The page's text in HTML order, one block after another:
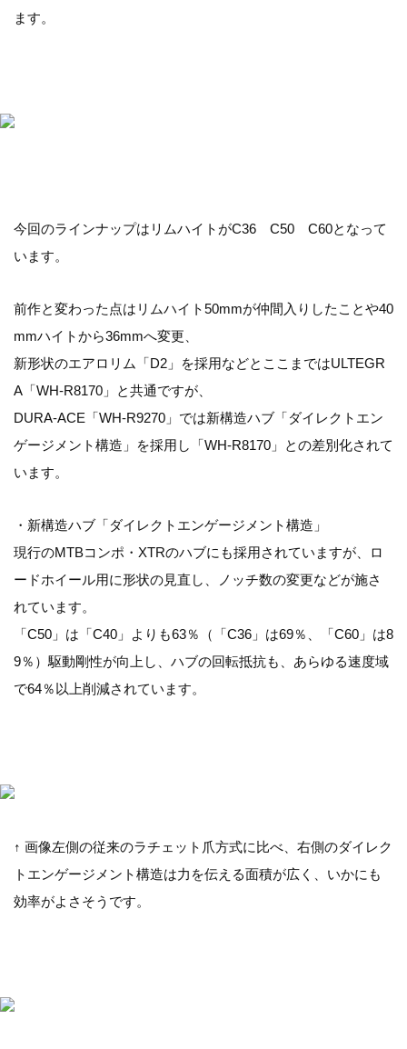
ます。
今回のラインナップはリムハイトがC36 C50 C60となって
います。
前作と変わった点はリムハイト50mmが仲間入りしたことや40
mmハイトから36mmへ変更、
新形状のエアロリム「D2」を採用などとここまではULTEGR
A「WH-R8170」と共通ですが、
DURA-ACE「WH-R9270」では新構造ハブ「ダイレクトエン
ゲージメント構造」を採用し「WH-R8170」との差別化されて
います。
・新構造ハブ「ダイレクトエンゲージメント構造」
現行のMTBコンポ・XTRのハブにも採用されていますが、ロ
ードホイール用に形状の見直し、ノッチ数の変更などが施さ
れています。
「C50」は「C40」よりも63％（「C36」は69％、「C60」は8
9％）駆動剛性が向上し、ハブの回転抵抗も、あらゆる速度域
で64％以上削減されています。
↑ 画像左側の従来のラチェット爪方式に比べ、右側のダイレク
トエンゲージメント構造は力を伝える面積が広く、いかにも
効率がよさそうです。